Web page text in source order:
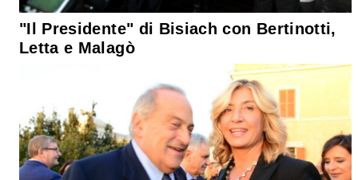
"Il Presidente" di Bisiach con Bertinotti,
Letta e Malagò